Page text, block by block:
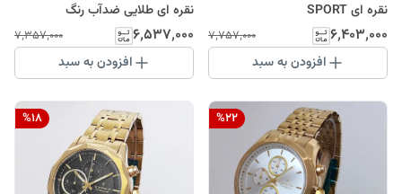
نقره ای SPORT
رومانسونROMANSON سه موتوره
ضدآب ساعت خاص عقربه ای
بندفلزی کرنوگراف
۶٬۴۰۳٬۰۰۰ ۷٬۷۵۷٬۰۰۰
افزودن به سبد
نقره ای طلایی ضدآب رنگ
ثابتROMANSONسه موتور
کرنوگراف
۶٬۵۳۷٬۰۰۰ ۷٬۳۵۷٬۰۰۰
افزودن به سبد
%22
%18